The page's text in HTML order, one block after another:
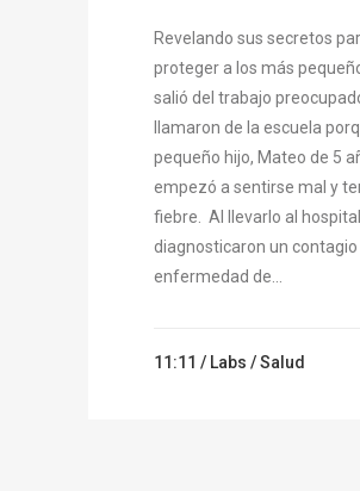
Revelando sus secretos
proteger a los más
salió del trabajo
llamaron de la escuela
pequeño hijo, Mateo de 5
empezó a sentirse mal y
fiebre. Al llevarlo al
diagnosticaron un contagio
enfermedad de...
11:11 / Labs /Salud